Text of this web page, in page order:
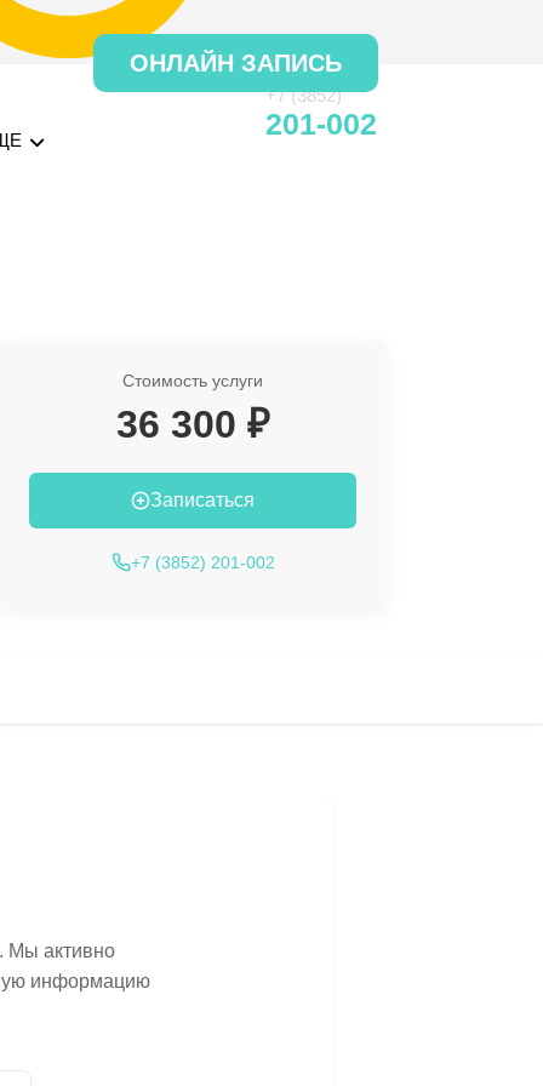
+7 (3852)
201-002
ОНЛАЙН ЗАПИСЬ
Стоимость услуги
36 300 ₽
Записаться
+7 (3852) 201-002
Мы активно
информацию